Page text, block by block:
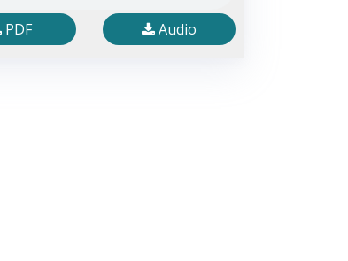
PDF Audio